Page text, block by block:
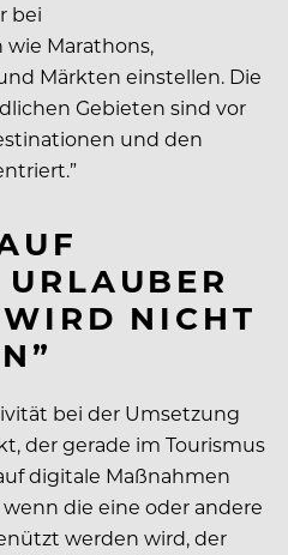
bei
Marathons,
Märkten einstellen. Die
Gebieten sind vor
und den
NICHT
bei der Umsetzung
der gerade im Tourismus
digitale Maßnahmen
die eine oder andere
werden wird, der